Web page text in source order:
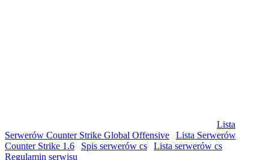
Lista
Serwerów Counter Strike Global Offensive
Lista Serwerów
Counter Strike 1.6
Spis serwerów cs Lista serwerów cs
Regulamin serwisu